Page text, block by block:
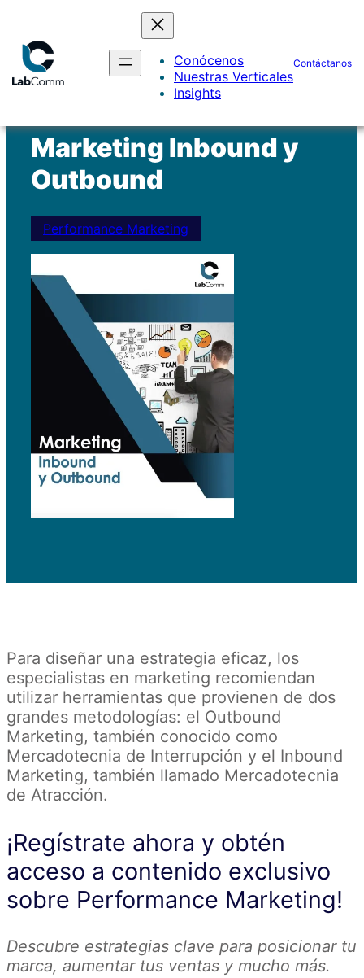
Conócenos
Nuestras Verticales
Insights
Contáctanos
Marketing Inbound y
Outbound
Performance Marketing
Para diseñar una estrategia eficaz, los
especialistas en marketing recomiendan
utilizar herramientas que provienen de dos
grandes metodologías: el Outbound
Marketing, también conocido como
Mercadotecnia de Interrupción y el Inbound
Marketing, también llamado Mercadotecnia
de Atracción.
¡Regístrate ahora y obtén
acceso a contenido exclusivo
sobre Performance Marketing!
Descubre estrategias clave para posicionar tu
marca, aumentar tus ventas y mucho más.